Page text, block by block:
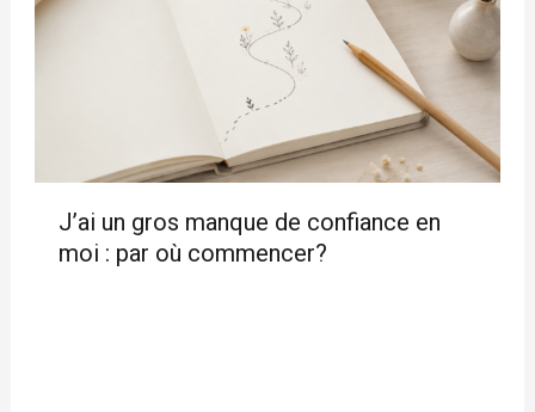
J’ai un gros manque de confiance en
moi : par où commencer?